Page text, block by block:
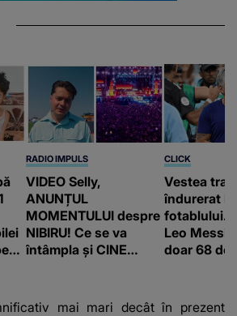
RADIO IMPULS
VIDEO Selly,
ANUNȚUL
MOMENTULUI despre
NIBIRU! Ce se va
întâmpla și CINE
e ciudă că..."
CLICK
Vestea
îndurerat
fotablului.
Leo Messi
doar 68 de
mai mari decât în prezent